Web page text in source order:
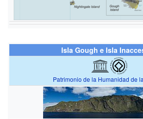
Isla Gough e Isla
Patrimonio de la Humanidad de